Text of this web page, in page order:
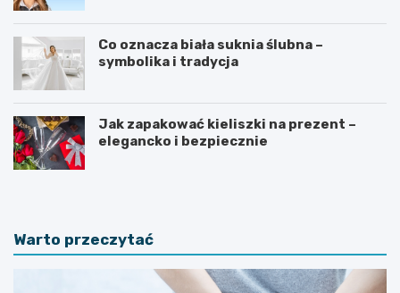
Co oznacza biała suknia ślubna –
symbolika i tradycja
Jak zapakować kieliszki na prezent –
elegancko i bezpiecznie
Warto przeczytać